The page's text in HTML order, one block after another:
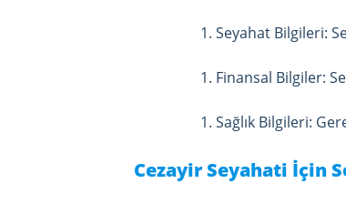
Seyahat Bilgileri:
Finansal Bilgiler:
Sağlık Bilgileri:
Cezayir Seyahati İçin